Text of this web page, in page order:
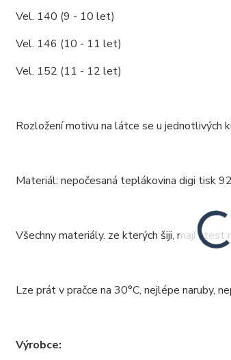
Vel. 140 (9 - 10 let)
Vel. 146 (10 - 11 let)
Vel. 152 (11 - 12 let)
Rozložení motivu na látce se u jednotlivých
Materiál: nepočesaná teplákovina digi tisk
Všechny materiály. ze kterých šiji, mají
Lze prát v pračce na 30°C, nejlépe naruby,
Výrobce: